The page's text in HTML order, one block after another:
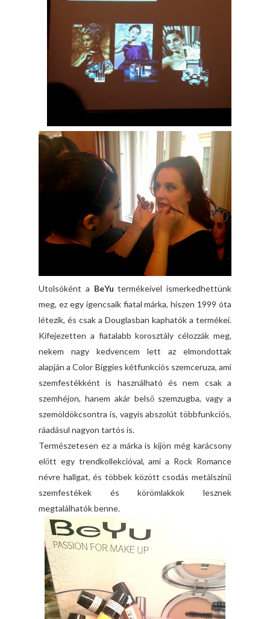
Utolsóként a BeYu termékeivel ismerkedhettünk
meg, ez egy igencsaik fiatal márka, hiszen 1999 óta
létezik, és csak a Douglasban kaphatók a termékei.
Kifejezetten a fiatalabb korosztály célozzák meg,
nekem nagy kedvencem lett az elmondottak
alapján a Color Biggies kétfunkciós szemceruza, ami
szemfestékként is használható és nem csak a
szemhéjon, hanem akár belső szemzugba, vagy a
szemöldökcsontra is, vagyis abszolút többfunkciós,
ráadásul nagyon tartós is.
Természetesen ez a márka is kijön még karácsony
előtt egy trendkollekcióval, ami a Rock Romance
névre hallgat, és többek között csodás metálszínű
szemfestékek és körömlakkok lesznek
megtalálhatók benne.